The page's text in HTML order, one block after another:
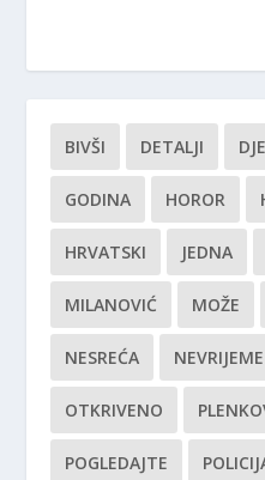
BIVŠI DETALJI
GODINA HOROR
HRVATSKI JEDNA
MILANOVIĆ MOŽE
NESREĆA NEVRIJEME
OTKRIVENO
POGLEDAJTE